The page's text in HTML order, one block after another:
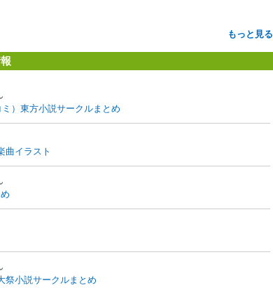
もっと見る
）東方小説サークルまとめ
曲イラスト
祭小説サークルまとめ